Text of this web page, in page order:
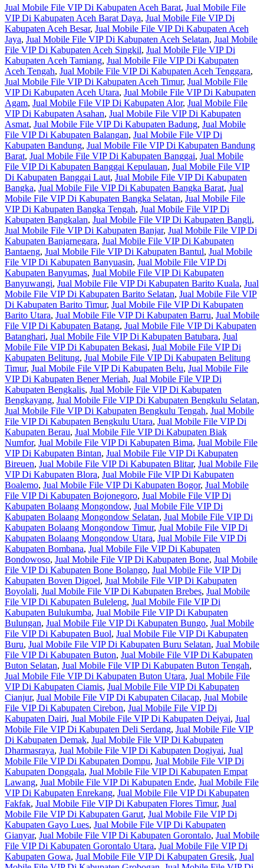
Jual Mobile File VIP Di Kabupaten Aceh Barat, Jual Mobile File
VIP Di Kabupaten Aceh Barat Daya, Jual Mobile File VIP Di
Kabupaten Aceh Besar, Jual Mobile File VIP Di Kabupaten Aceh
Jaya, Jual Mobile File VIP Di Kabupaten Aceh Selatan, Jual Mobile
File VIP Di Kabupaten Aceh Singkil, Jual Mobile File VIP Di
Kabupaten Aceh Tamiang, Jual Mobile File VIP Di Kabupaten
Aceh Tengah, Jual Mobile File VIP Di Kabupaten Aceh Tenggara,
Jual Mobile File VIP Di Kabupaten Aceh Timur, Jual Mobile File
VIP Di Kabupaten Aceh Utara, Jual Mobile File VIP Di Kabupaten
Agam, Jual Mobile File VIP Di Kabupaten Alor, Jual Mobile File
VIP Di Kabupaten Asahan, Jual Mobile File VIP Di Kabupaten
Asmat, Jual Mobile File VIP Di Kabupaten Badung, Jual Mobile
File VIP Di Kabupaten Balangan, Jual Mobile File VIP Di
Kabupaten Bandung, Jual Mobile File VIP Di Kabupaten Bandung
Barat, Jual Mobile File VIP Di Kabupaten Banggai, Jual Mobile
File VIP Di Kabupaten Banggai Kepulauan, Jual Mobile File VIP
Di Kabupaten Banggai Laut, Jual Mobile File VIP Di Kabupaten
Bangka, Jual Mobile File VIP Di Kabupaten Bangka Barat, Jual
Mobile File VIP Di Kabupaten Bangka Selatan, Jual Mobile File
VIP Di Kabupaten Bangka Tengah, Jual Mobile File VIP Di
Kabupaten Bangkalan, Jual Mobile File VIP Di Kabupaten Bangli,
Jual Mobile File VIP Di Kabupaten Banjar, Jual Mobile File VIP Di
Kabupaten Banjarnegara, Jual Mobile File VIP Di Kabupaten
Bantaeng, Jual Mobile File VIP Di Kabupaten Bantul, Jual Mobile
File VIP Di Kabupaten Banyuasin, Jual Mobile File VIP Di
Kabupaten Banyumas, Jual Mobile File VIP Di Kabupaten
Banyuwangi, Jual Mobile File VIP Di Kabupaten Barito Kuala, Jual
Mobile File VIP Di Kabupaten Barito Selatan, Jual Mobile File VIP
Di Kabupaten Barito Timur, Jual Mobile File VIP Di Kabupaten
Barito Utara, Jual Mobile File VIP Di Kabupaten Barru, Jual Mobile
File VIP Di Kabupaten Batang, Jual Mobile File VIP Di Kabupaten
Batanghari, Jual Mobile File VIP Di Kabupaten Batubara, Jual
Mobile File VIP Di Kabupaten Bekasi, Jual Mobile File VIP Di
Kabupaten Belitung, Jual Mobile File VIP Di Kabupaten Belitung
Timur, Jual Mobile File VIP Di Kabupaten Belu, Jual Mobile File
VIP Di Kabupaten Bener Meriah, Jual Mobile File VIP Di
Kabupaten Bengkalis, Jual Mobile File VIP Di Kabupaten
Bengkayang, Jual Mobile File VIP Di Kabupaten Bengkulu Selatan,
Jual Mobile File VIP Di Kabupaten Bengkulu Tengah, Jual Mobile
File VIP Di Kabupaten Bengkulu Utara, Jual Mobile File VIP Di
Kabupaten Berau, Jual Mobile File VIP Di Kabupaten Biak
Numfor, Jual Mobile File VIP Di Kabupaten Bima, Jual Mobile File
VIP Di Kabupaten Bintan, Jual Mobile File VIP Di Kabupaten
Bireuen, Jual Mobile File VIP Di Kabupaten Blitar, Jual Mobile File
VIP Di Kabupaten Blora, Jual Mobile File VIP Di Kabupaten
Boalemo, Jual Mobile File VIP Di Kabupaten Bogor, Jual Mobile
File VIP Di Kabupaten Bojonegoro, Jual Mobile File VIP Di
Kabupaten Bolaang Mongondow, Jual Mobile File VIP Di
Kabupaten Bolaang Mongondow Selatan, Jual Mobile File VIP Di
Kabupaten Bolaang Mongondow Timur, Jual Mobile File VIP Di
Kabupaten Bolaang Mongondow Utara, Jual Mobile File VIP Di
Kabupaten Bombana, Jual Mobile File VIP Di Kabupaten
Bondowoso, Jual Mobile File VIP Di Kabupaten Bone, Jual Mobile
File VIP Di Kabupaten Bone Bolango, Jual Mobile File VIP Di
Kabupaten Boven Digoel, Jual Mobile File VIP Di Kabupaten
Boyolali, Jual Mobile File VIP Di Kabupaten Brebes, Jual Mobile
File VIP Di Kabupaten Buleleng, Jual Mobile File VIP Di
Kabupaten Bulukumba, Jual Mobile File VIP Di Kabupaten
Bulungan, Jual Mobile File VIP Di Kabupaten Bungo, Jual Mobile
File VIP Di Kabupaten Buol, Jual Mobile File VIP Di Kabupaten
Buru, Jual Mobile File VIP Di Kabupaten Buru Selatan, Jual Mobile
File VIP Di Kabupaten Buton, Jual Mobile File VIP Di Kabupaten
Buton Selatan, Jual Mobile File VIP Di Kabupaten Buton Tengah,
Jual Mobile File VIP Di Kabupaten Buton Utara, Jual Mobile File
VIP Di Kabupaten Ciamis, Jual Mobile File VIP Di Kabupaten
Cianjur, Jual Mobile File VIP Di Kabupaten Cilacap, Jual Mobile
File VIP Di Kabupaten Cirebon, Jual Mobile File VIP Di
Kabupaten Dairi, Jual Mobile File VIP Di Kabupaten Deiyai, Jual
Mobile File VIP Di Kabupaten Deli Serdang, Jual Mobile File VIP
Di Kabupaten Demak, Jual Mobile File VIP Di Kabupaten
Dharmasraya, Jual Mobile File VIP Di Kabupaten Dogiyai, Jual
Mobile File VIP Di Kabupaten Dompu, Jual Mobile File VIP Di
Kabupaten Donggala, Jual Mobile File VIP Di Kabupaten Empat
Lawang, Jual Mobile File VIP Di Kabupaten Ende, Jual Mobile File
VIP Di Kabupaten Enrekang, Jual Mobile File VIP Di Kabupaten
Fakfak, Jual Mobile File VIP Di Kabupaten Flores Timur, Jual
Mobile File VIP Di Kabupaten Garut, Jual Mobile File VIP Di
Kabupaten Gayo Lues, Jual Mobile File VIP Di Kabupaten
Gianyar, Jual Mobile File VIP Di Kabupaten Gorontalo, Jual Mobile
File VIP Di Kabupaten Gorontalo Utara, Jual Mobile File VIP Di
Kabupaten Gowa, Jual Mobile File VIP Di Kabupaten Gresik, Jual